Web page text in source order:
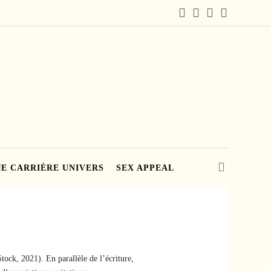
CARRIÈRE UNIVERS SEX APPEAL
2021). En parallèle de l’écriture,